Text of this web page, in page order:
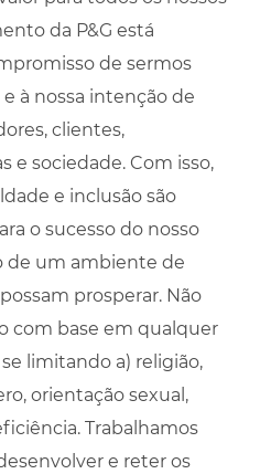
da P&G está
de sermos
à nossa intenção de
clientes,
e sociedade. Com isso,
e inclusão são
o sucesso do nosso
de um ambiente de
prosperar. Não
com base em qualquer
limitando a) religião,
orientação sexual,
Trabalhamos
e reter os